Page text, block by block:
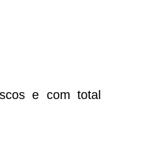
e com total